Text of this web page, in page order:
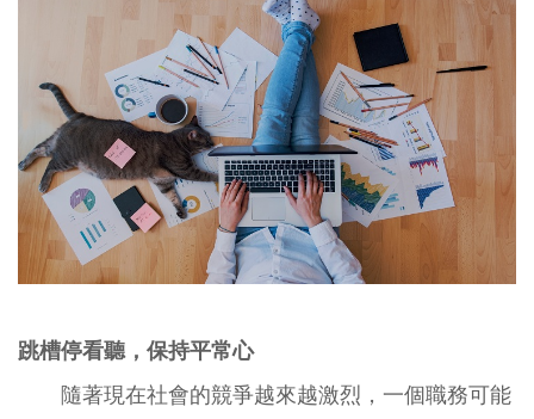
跳槽停看聽，保持平常心
隨著現在社會的競爭越來越激烈，一個職務可能